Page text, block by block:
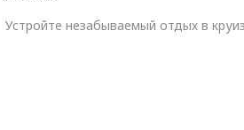
Устройте незабываемый отдых в